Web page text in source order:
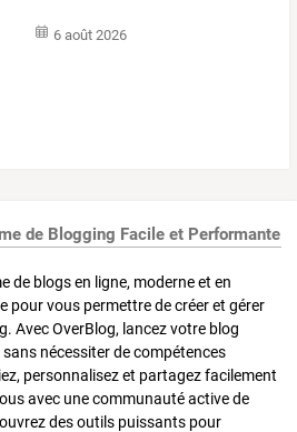
6 août 2026
de Blogging Facile et Performante
de blogs en ligne, moderne et en
pour vous permettre de créer et gérer
Avec OverBlog, lancez votre blog
nécessiter de compétences
personnalisez et partagez facilement
avec une communauté active de
des outils puissants pour